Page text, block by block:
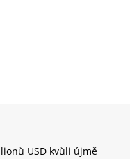
USD kvůli újmě